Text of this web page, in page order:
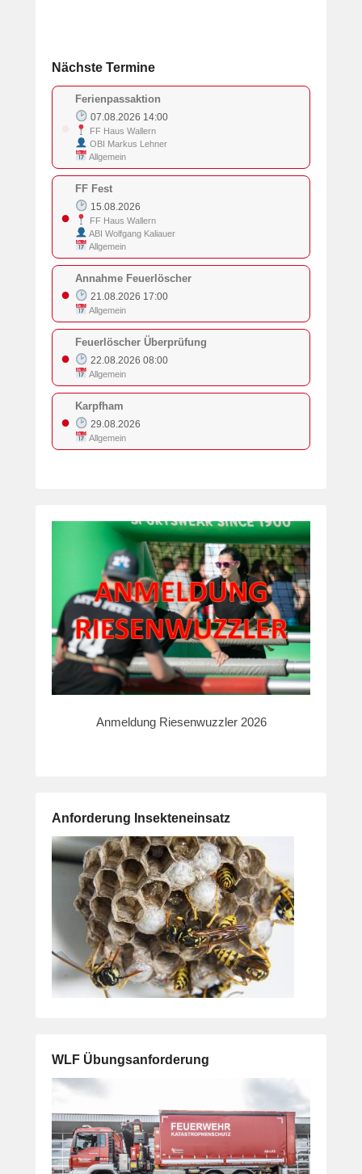
Nächste Termine
Ferienpassaktion
07.08.2026 14:00
FF Haus Wallern
OBI Markus Lehner
Allgemein
●
FF Fest
15.08.2026
FF Haus Wallern
ABI Wolfgang Kaliauer
Allgemein
●
Annahme Feuerlöscher
21.08.2026 17:00
Allgemein
●
Feuerlöscher Überprüfung
22.08.2026 08:00
Allgemein
●
Karpfham
29.08.2026
Allgemein
Anmeldung Riesenwuzzler 2026
Anforderung Insekteneinsatz
WLF Übungsanforderung